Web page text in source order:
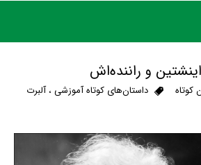
و راننده‌اش
کوتاه داستان‌های کوتاه آموزشی،آلبرت